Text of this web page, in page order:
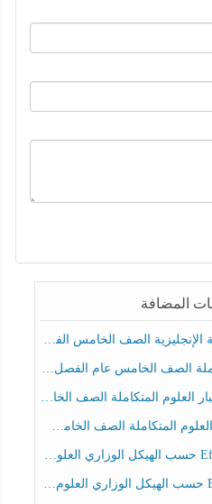
المضافة
عام الفصل الدراسي الثالث 2025-2026
المتكاملة الصف الخامس عام الفصل الثالث
الصف الخامس انسبير الفصل الثالث